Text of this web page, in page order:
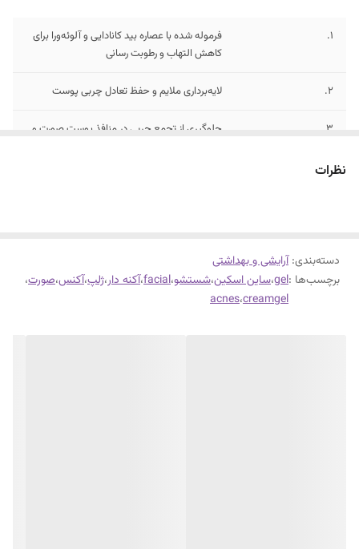
1.
فرموله شده با عصاره بید کانادایی و آلوئه‌ورا برای
کاهش التهاب و رطوبت رسانی
2. لایه‌برداری ملایم و حفظ تعادل چربی پوست
3.
جلوگیری از تجمع چربی در منافذ پوست صورت و
نظرات
دسته‌بندی:آرایشی و بهداشتی
برچسب‌ها :gel،ساین اسکین،شستشو،facial،آکنه دار،ژلپ،آکنس،صورت،
creamgel،acnes